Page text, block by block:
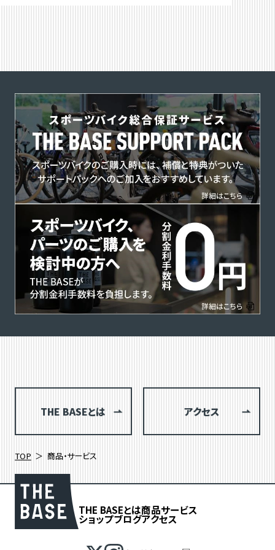
THE BASEとは アクセス
TOP 商品・サービス
THE BASEとは商品サービス
ショップブログアクセス